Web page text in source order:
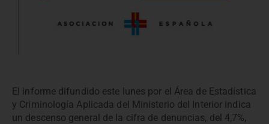
El informe difundido este lunes por el Área de Estadística
y Criminología Aplicada del Ministerio del Interior indica
un descenso general de la cifra de denuncias, del 4,7%,